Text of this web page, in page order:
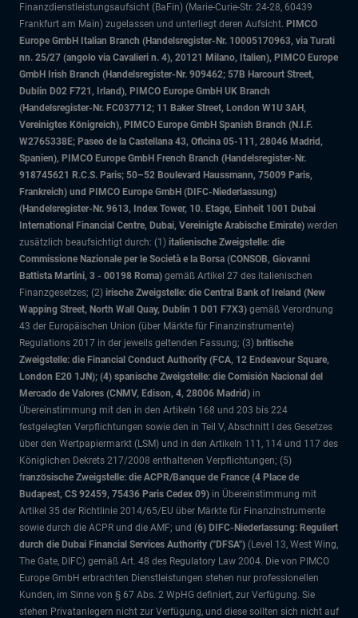
Finanzdienstleistungsaufsicht (BaFin) (Marie-Curie-Str. 24-28, 60439
Frankfurt am Main) zugelassen und unterliegt deren Aufsicht. PIMCO
Europe GmbH Italian Branch (Handelsregister-Nr. 10005170963, via Turati
nn. 25/27 (angolo via Cavalieri n. 4), 20121 Milano, Italien), PIMCO Europe
GmbH Irish Branch (Handelsregister-Nr. 909462; 57B Harcourt Street,
Dublin D02 F721, Irland), PIMCO Europe GmbH UK Branch
(Handelsregister-Nr. FC037712; 11 Baker Street, London W1U 3AH,
Vereinigtes Königreich), PIMCO Europe GmbH Spanish Branch (N.I.F.
W2765338E; Paseo de la Castellana 43, Oficina 05-111, 28046 Madrid,
Spanien), PIMCO Europe GmbH French Branch (Handelsregister-Nr.
918745621 R.C.S. Paris; 50–52 Boulevard Haussmann, 75009 Paris,
Frankreich) und PIMCO Europe GmbH (DIFC-Niederlassung)
(Handelsregister-Nr. 9613, Index Tower, 10. Etage, Einheit 1001 Dubai
International Financial Centre, Dubai, Vereinigte Arabische Emirate) werden
zusätzlich beaufsichtigt durch: (1) italienische Zweigstelle: die
Commissione Nazionale per le Società e la Borsa (CONSOB, Giovanni
Battista Martini, 3 - 00198 Roma) gemäß Artikel 27 des italienischen
Finanzgesetzes; (2) irische Zweigstelle: die Central Bank of Ireland (New
Wapping Street, North Wall Quay, Dublin 1 D01 F7X3) gemäß Verordnung
43 der Europäischen Union (über Märkte für Finanzinstrumente)
Regulations 2017 in der jeweils geltenden Fassung; (3) britische
Zweigstelle: die Financial Conduct Authority (FCA, 12 Endeavour Square,
London E20 1JN); (4) spanische Zweigstelle: die Comisión Nacional del
Mercado de Valores (CNMV, Edison, 4, 28006 Madrid) in
Übereinstimmung mit den in den Artikeln 168 und 203 bis 224
festgelegten Verpflichtungen sowie den in Teil V, Abschnitt I des Gesetzes
über den Wertpapiermarkt (LSM) und in den Artikeln 111, 114 und 117 des
Königlichen Dekrets 217/2008 enthaltenen Verpflichtungen; (5)
französische Zweigstelle: die ACPR/Banque de France (4 Place de
Budapest, CS 92459, 75436 Paris Cedex 09) in Übereinstimmung mit
Artikel 35 der Richtlinie 2014/65/EU über Märkte für Finanzinstrumente
sowie durch die ACPR und die AMF; und (6) DIFC-Niederlassung: Reguliert
durch die Dubai Financial Services Authority ("DFSA") (Level 13, West Wing,
The Gate, DIFC) gemäß Art. 48 des Regulatory Law 2004. Die von PIMCO
Europe GmbH erbrachten Dienstleistungen stehen nur professionellen
Kunden, im Sinne von § 67 Abs. 2 WpHG definiert, zur Verfügung. Sie
stehen Privatanlegern nicht zur Verfügung, und diese sollten sich nicht auf